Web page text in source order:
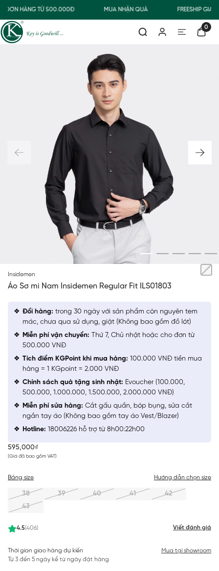
ĐƠN HÀNG TỪ 500.000Đ MUA NHẬN QUÀ FREESHIP
0
Insidemen
Áo Sơ mi Nam Insidemen Regular Fit ILS01803
595,000₫
(Giá đã bao gồm VAT)
4.5(406) Viết đánh giá
Bảng size Hướng dẫn chọn size
38 39 40 41
42
43
Thời gian giao hàng dự kiến
Từ 3 đến 5 ngày kể từ ngày đặt hàng
Mua tại showroom
Đổi hàng: trong 30 ngày với sản phẩm còn nguyên tem
mác, chưa qua sử dụng, giặt (Không bao gồm đồ lót)
Miễn phí vận chuyển: Thứ 7, Chủ nhật hoặc cho đơn từ
500.000 VNĐ
Tích điểm KGPoint khi mua hàng: 100.000 VNĐ tiền mua
hàng = 1 KGpoint = 2.000 VNĐ
Chính sách quà tặng sinh nhật: Evoucher (100.000,
500.000, 1.000.000, 1.500.000, 2.000.000 VNĐ)
Miễn phí sửa hàng: Cắt gấu quần, bóp bụng, sửa cắt
ngắn tay áo (Không bao gồm tay áo Vest/Blazer)
Hotline: 18006226 hỗ trợ từ 8h00:22h00